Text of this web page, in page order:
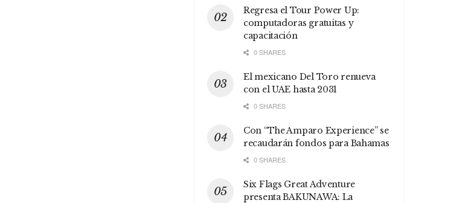
Regresa el Tour Power Up:
computadoras gratuitas y
capacitación
0 SHARES
El mexicano Del Toro renueva
con el UAE hasta 2031
0 SHARES
Con “The Amparo Experience” se
recaudarán fondos para Bahamas
0 SHARES
Six Flags Great Adventure
presenta BAKUNAWA: La